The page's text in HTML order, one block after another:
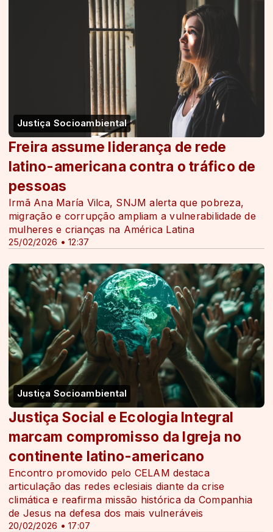
Justiça Socioambiental
25/02/2026 • 12:37
Freira assume liderança de rede
latino-americana contra o tráfico de
pessoas
Irmã Ana María Vilca, SNJM alerta que pobreza,
migração e corrupção ampliam a vulnerabilidade de
mulheres e crianças na América Latina
Justiça Socioambiental
20/02/2026 • 17:07
Justiça Social e Ecologia Integral
marcam compromisso da Igreja no
continente latino-americano
Encontro promovido pelo CELAM destaca
articulação das redes eclesiais diante da crise
climática e reafirma missão histórica da Companhia
de Jesus na defesa dos mais vulneráveis